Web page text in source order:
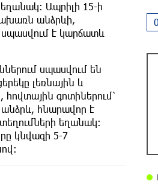
Ապրիլի 15-ի
անձրևի,
սպասվում է կարճատև
սպասվում են
լեռնային և
գոտիներում՝
անձրև, հնարավոր է
եղանակ։
կնվազի 5-7